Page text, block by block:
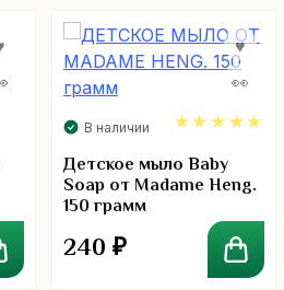
В наличии
5.00
Детское мыло Baby
Soap от Madame Heng.
150 грамм
240 ₽